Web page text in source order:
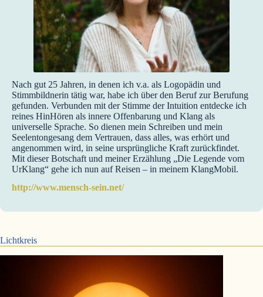
Nach gut 25 Jahren, in denen ich v.a. als Logopädin und
Stimmbildnerin tätig war, habe ich über den Beruf zur Berufung
gefunden. Verbunden mit der Stimme der Intuition entdecke ich
reines HinHören als innere Offenbarung und Klang als
universelle Sprache. So dienen mein Schreiben und mein
Seelentongesang dem Vertrauen, dass alles, was erhört und
angenommen wird, in seine ursprüngliche Kraft zurückfindet.
Mit dieser Botschaft und meiner Erzählung „Die Legende vom
UrKlang“ gehe ich nun auf Reisen – in meinem KlangMobil.
http://www.mensch-sein.net/
Lichtkreis